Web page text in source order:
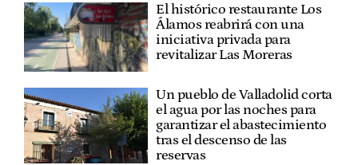
El histórico restaurante Los
Álamos reabrirá con una
iniciativa privada para
revitalizar Las Moreras
Un pueblo de Valladolid corta
el agua por las noches para
garantizar el abastecimiento
tras el descenso de las
reservas